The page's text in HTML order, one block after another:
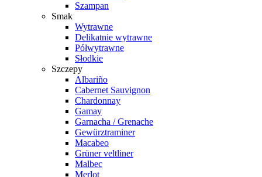
Szampan
Smak
Wytrawne
Delikatnie wytrawne
Półwytrawne
Słodkie
Szczepy
Albariño
Cabernet Sauvignon
Chardonnay
Gamay
Garnacha / Grenache
Gewürztraminer
Macabeo
Grüner veltliner
Malbec
Merlot